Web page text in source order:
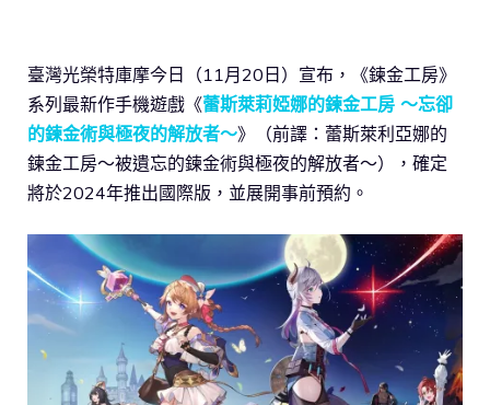
臺灣光榮特庫摩今日（11月20日）宣布，《鍊金工房》
系列最新作手機遊戲《蕾斯萊莉婭娜的鍊金工房 ～忘卻
的鍊金術與極夜的解放者～》（前譯：蕾斯萊利亞娜的
鍊金工房～被遺忘的鍊金術與極夜的解放者～），確定
將於2024年推出國際版，並展開事前預約。